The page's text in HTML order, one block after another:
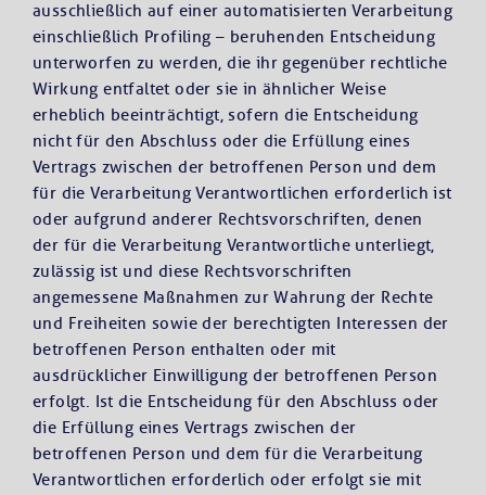
ausschließlich auf einer automatisierten Verarbeitung
einschließlich Profiling – beruhenden Entscheidung
unterworfen zu werden, die ihr gegenüber rechtliche
Wirkung entfaltet oder sie in ähnlicher Weise
erheblich beeinträchtigt, sofern die Entscheidung
nicht für den Abschluss oder die Erfüllung eines
Vertrags zwischen der betroffenen Person und dem
für die Verarbeitung Verantwortlichen erforderlich ist
oder aufgrund anderer Rechtsvorschriften, denen
der für die Verarbeitung Verantwortliche unterliegt,
zulässig ist und diese Rechtsvorschriften
angemessene Maßnahmen zur Wahrung der Rechte
und Freiheiten sowie der berechtigten Interessen der
betroffenen Person enthalten oder mit
ausdrücklicher Einwilligung der betroffenen Person
erfolgt. Ist die Entscheidung für den Abschluss oder
die Erfüllung eines Vertrags zwischen der
betroffenen Person und dem für die Verarbeitung
Verantwortlichen erforderlich oder erfolgt sie mit